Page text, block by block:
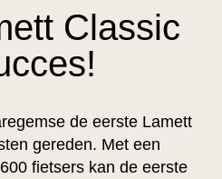
Classic
de eerste Lamett
gereden. Met een
fietsers kan de eerste